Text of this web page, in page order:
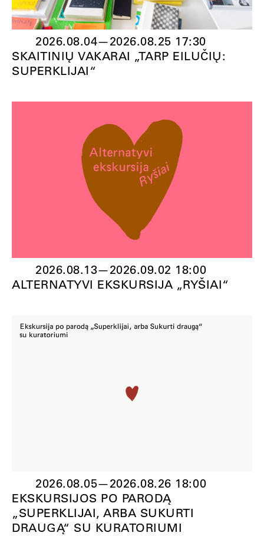
2026.08.04—2026.08.25 17:30
SKAITINIŲ VAKARAI „TARP EILUČIŲ:
SUPERKLIJAI“
2026.08.13—2026.09.02 18:00
ALTERNATYVI EKSKURSIJA „RYŠIAI“
2026.08.05—2026.08.26 18:00
EKSKURSIJOS PO PARODĄ
„SUPERKLIJAI, ARBA SUKURTI
DRAUGĄ“ SU KURATORIUMI